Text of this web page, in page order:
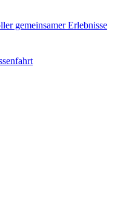
gemeinsamer Erlebnisse